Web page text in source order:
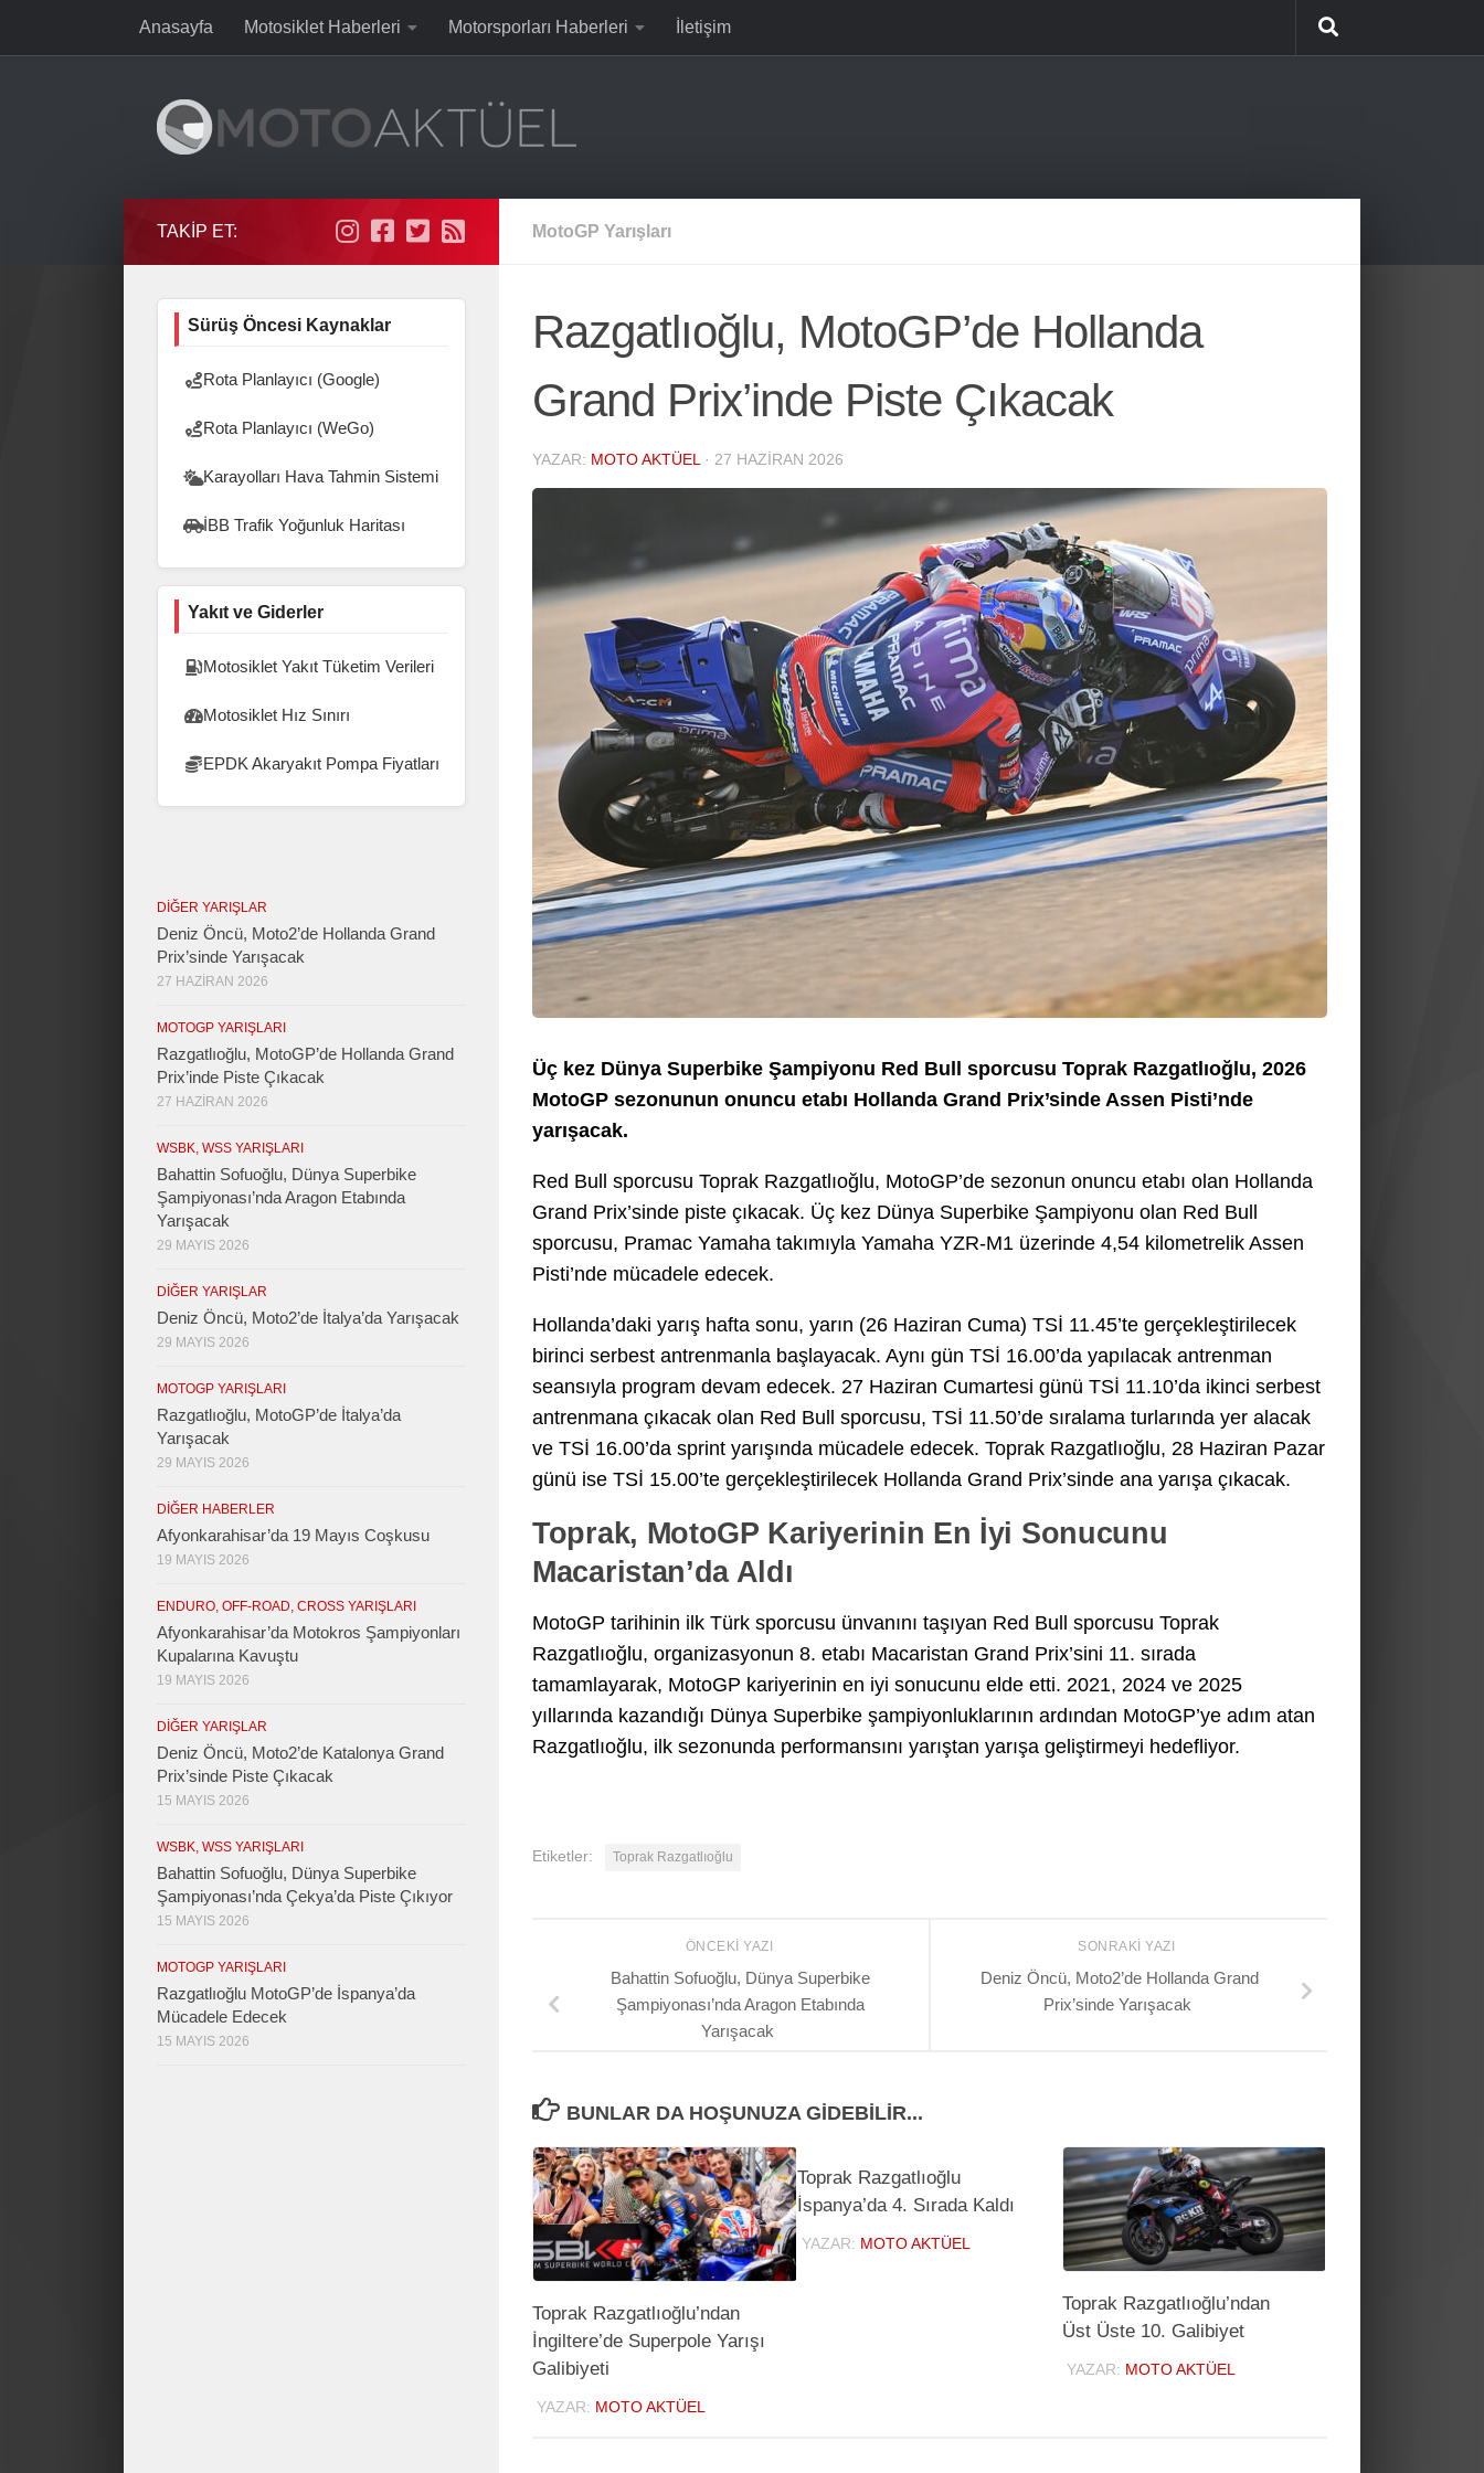
Skip to contentAnasayfa Motosiklet Haberleri Motorsporları Haberleri İletişim
MotoGP Yarışları
Razgatlıoğlu, MotoGP’de Hollanda
Grand Prix’inde Piste Çıkacak
YAZAR: MOTO AKTÜEL · 27 HAZIRAN 2026
Üç kez Dünya Superbike Şampiyonu Red Bull sporcusu Toprak Razgatlıoğlu, 2026
MotoGP sezonunun onuncu etabı Hollanda Grand Prix’sinde Assen Pisti’nde
yarışacak.
Red Bull sporcusu Toprak Razgatlıoğlu, MotoGP’de sezonun onuncu etabı olan Hollanda
Grand Prix’sinde piste çıkacak. Üç kez Dünya Superbike Şampiyonu olan Red Bull
sporcusu, Pramac Yamaha takımıyla Yamaha YZR-M1 üzerinde 4,54 kilometrelik Assen
Pisti’nde mücadele edecek.
Hollanda’daki yarış hafta sonu, yarın (26 Haziran Cuma) TSİ 11.45’te gerçekleştirilecek
birinci serbest antrenmanla başlayacak. Aynı gün TSİ 16.00’da yapılacak antrenman
seansıyla program devam edecek. 27 Haziran Cumartesi günü TSİ 11.10’da ikinci serbest
antrenmana çıkacak olan Red Bull sporcusu, TSİ 11.50’de sıralama turlarında yer alacak
ve TSİ 16.00’da sprint yarışında mücadele edecek. Toprak Razgatlıoğlu, 28 Haziran Pazar
günü ise TSİ 15.00’te gerçekleştirilecek Hollanda Grand Prix’sinde ana yarışa çıkacak.
Toprak, MotoGP Kariyerinin En İyi Sonucunu
Macaristan’da Aldı
MotoGP tarihinin ilk Türk sporcusu ünvanını taşıyan Red Bull sporcusu Toprak
Razgatlıoğlu, organizasyonun 8. etabı Macaristan Grand Prix’sini 11. sırada
tamamlayarak, MotoGP kariyerinin en iyi sonucunu elde etti. 2021, 2024 ve 2025
yıllarında kazandığı Dünya Superbike şampiyonluklarının ardından MotoGP’ye adım atan
Razgatlıoğlu, ilk sezonunda performansını yarıştan yarışa geliştirmeyi hedefliyor.
Etiketler: Toprak Razgatlıoğlu
SONRAKI YAZI
Deniz Öncü, Moto2’de Hollanda Grand
Prix’sinde Yarışacak
ÖNCEKI YAZI
Bahattin Sofuoğlu, Dünya Superbike
Şampiyonası’nda Aragon Etabında
Yarışacak
BUNLAR DA HOŞUNUZA GIDEBILIR...
Toprak Razgatlıoğlu’ndan
İngiltere’de Superpole Yarışı
Galibiyeti
YAZAR: MOTO AKTÜEL
Toprak Razgatlıoğlu
İspanya’da 4. Sırada Kaldı
YAZAR: MOTO AKTÜEL
Toprak Razgatlıoğlu’ndan
Üst Üste 10. Galibiyet
YAZAR: MOTO AKTÜEL
TAKIP ET:
Sürüş Öncesi Kaynaklar
Rota Planlayıcı (Google)
Rota Planlayıcı (WeGo)
Karayolları Hava Tahmin Sistemi
İBB Trafik Yoğunluk Haritası
Yakıt ve Giderler
Motosiklet Yakıt Tüketim Verileri
Motosiklet Hız Sınırı
EPDK Akaryakıt Pompa Fiyatları
DIĞER YARIŞLAR
Deniz Öncü, Moto2’de Hollanda Grand
Prix’sinde Yarışacak
27 HAZIRAN 2026
MOTOGP YARIŞLARI
Razgatlıoğlu, MotoGP’de Hollanda Grand
Prix’inde Piste Çıkacak
27 HAZIRAN 2026
WSBK, WSS YARIŞLARI
Bahattin Sofuoğlu, Dünya Superbike
Şampiyonası’nda Aragon Etabında
Yarışacak
29 MAYIS 2026
DIĞER YARIŞLAR
Deniz Öncü, Moto2’de İtalya’da Yarışacak
29 MAYIS 2026
MOTOGP YARIŞLARI
Razgatlıoğlu, MotoGP’de İtalya’da
Yarışacak
29 MAYIS 2026
DIĞER HABERLER
Afyonkarahisar’da 19 Mayıs Coşkusu
19 MAYIS 2026
ENDURO, OFF-ROAD, CROSS YARIŞLARI
Afyonkarahisar’da Motokros Şampiyonları
Kupalarına Kavuştu
19 MAYIS 2026
DIĞER YARIŞLAR
Deniz Öncü, Moto2’de Katalonya Grand
Prix’sinde Piste Çıkacak
15 MAYIS 2026
WSBK, WSS YARIŞLARI
Bahattin Sofuoğlu, Dünya Superbike
Şampiyonası’nda Çekya’da Piste Çıkıyor
15 MAYIS 2026
MOTOGP YARIŞLARI
Razgatlıoğlu MotoGP’de İspanya’da
Mücadele Edecek
15 MAYIS 2026